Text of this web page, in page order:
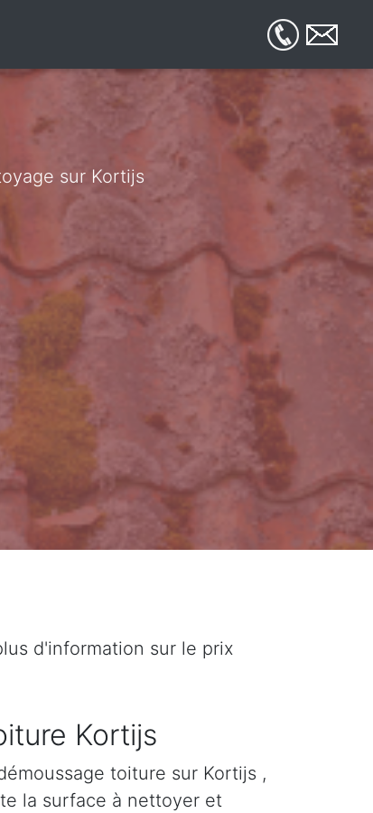
sur Kortijs
d'information sur le prix
Kortijs
toiture sur Kortijs ,
la surface à nettoyer et